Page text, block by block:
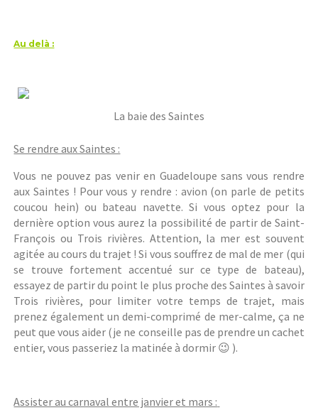
Au delà :
La baie des Saintes
Se rendre aux Saintes :
Vous ne pouvez pas venir en Guadeloupe sans vous rendre
aux Saintes ! Pour vous y rendre : avion (on parle de petits
coucou hein) ou bateau navette. Si vous optez pour la
dernière option vous aurez la possibilité de partir de Saint-
François ou Trois rivières. Attention, la mer est souvent
agitée au cours du trajet ! Si vous souffrez de mal de mer (qui
se trouve fortement accentué sur ce type de bateau),
essayez de partir du point le plus proche des Saintes à savoir
Trois rivières, pour limiter votre temps de trajet, mais
prenez également un demi-comprimé de mer-calme, ça ne
peut que vous aider (je ne conseille pas de prendre un cachet
entier, vous passeriez la matinée à dormir 😉 ).
Assister au carnaval entre janvier et mars :